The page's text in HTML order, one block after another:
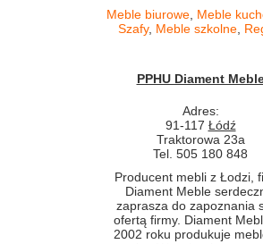
Meble biurowe, Meble
Szafy, Meble szkolne,
PPHU Diament
Adres:
91-117 Łódź
Traktorowa 23a
Tel. 505 180 848
Producent mebli z Łodzi,
Diament Meble
zaprasza do zapoznania
ofertą firmy. Diament
2002 roku produkuje